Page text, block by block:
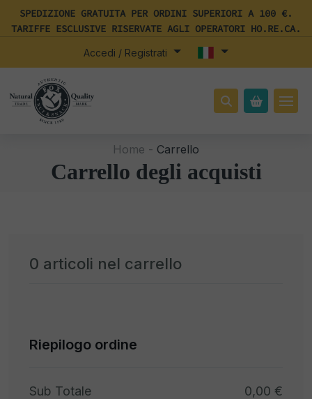
SPEDIZIONE GRATUITA PER ORDINI SUPERIORI A 100 €.
TARIFFE ESCLUSIVE RISERVATE AGLI OPERATORI HO.RE.CA.
Accedi / Registrati
Home - Carrello
Carrello degli acquisti
0 articoli nel carrello
Riepilogo ordine
Sub Totale 0,00 €